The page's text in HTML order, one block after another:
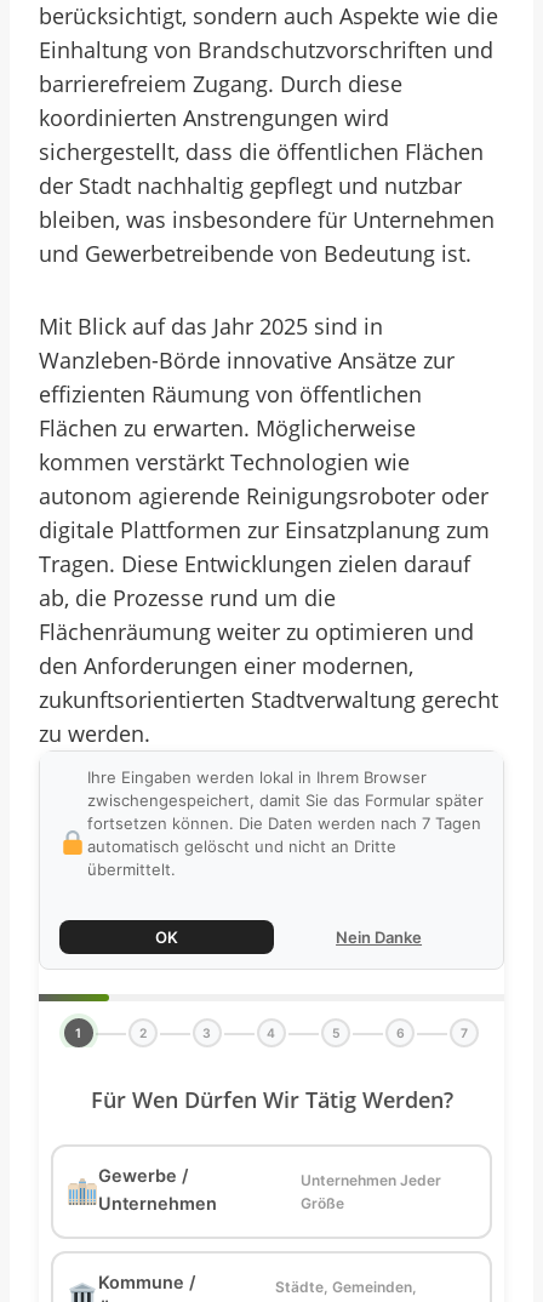
berücksichtigt, sondern auch Aspekte wie die
Einhaltung von Brandschutzvorschriften und
barrierefreiem Zugang. Durch diese
koordinierten Anstrengungen wird
sichergestellt, dass die öffentlichen Flächen
der Stadt nachhaltig gepflegt und nutzbar
bleiben, was insbesondere für Unternehmen
und Gewerbetreibende von Bedeutung ist.
Mit Blick auf das Jahr 2025 sind in
Wanzleben-Börde innovative Ansätze zur
effizienten Räumung von öffentlichen
Flächen zu erwarten. Möglicherweise
kommen verstärkt Technologien wie
autonom agierende Reinigungsroboter oder
digitale Plattformen zur Einsatzplanung zum
Tragen. Diese Entwicklungen zielen darauf
ab, die Prozesse rund um die
Flächenräumung weiter zu optimieren und
den Anforderungen einer modernen,
zukunftsorientierten Stadtverwaltung gerecht
zu werden.
Ihre Eingaben werden lokal in Ihrem Browser
zwischengespeichert, damit Sie das Formular später
fortsetzen können. Die Daten werden nach 7 Tagen
automatisch gelöscht und nicht an Dritte
übermittelt.
OK Nein Danke
1 2 3 4 5 6 7
Für Wen Dürfen Wir Tätig Werden?
Gewerbe /
Unternehmen
Unternehmen Jeder
Größe
Kommune /
Städte, Gemeinden,